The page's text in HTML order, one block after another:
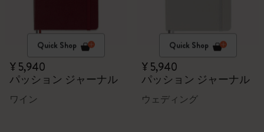
Quick Shop
¥ 5,940
パッション ジャーナル
ワイン
Quick Shop
¥ 5,940
パッション ジャーナル
ウェディング